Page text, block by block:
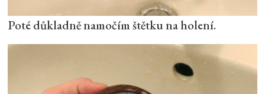
Poté důkladně namočím štětku na holení.